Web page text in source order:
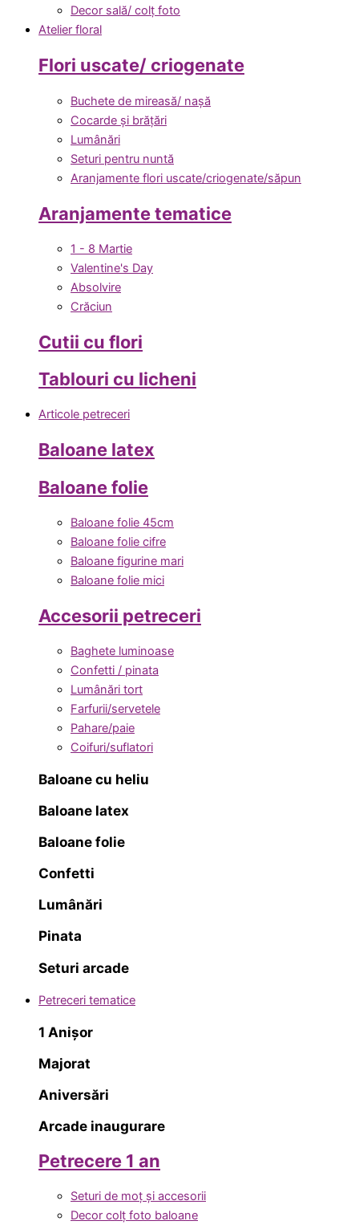
Decor sală/ colț foto
Atelier floral
Flori uscate/ criogenate
Buchete de mireasă/ nașă
Cocarde și brățări
Lumânări
Seturi pentru nuntă
Aranjamente flori uscate/criogenate/săpun
Aranjamente tematice
1 - 8 Martie
Valentine's Day
Absolvire
Crăciun
Cutii cu flori
Tablouri cu licheni
Articole petreceri
Baloane latex
Baloane folie
Baloane folie 45cm
Baloane folie cifre
Baloane figurine mari
Baloane folie mici
Accesorii petreceri
Baghete luminoase
Confetti / pinata
Lumânări tort
Farfurii/servetele
Pahare/paie
Coifuri/suflatori
Baloane cu heliu
Baloane latex
Baloane folie
Confetti
Lumânări
Pinata
Seturi arcade
Petreceri tematice
1 Anișor
Majorat
Aniversări
Arcade inaugurare
Petrecere 1 an
Seturi de moț și accesorii
Decor colț foto baloane